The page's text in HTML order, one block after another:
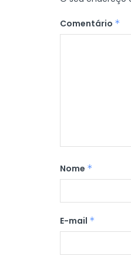
Comentário *
Nome *
E-mail *